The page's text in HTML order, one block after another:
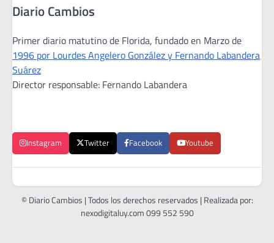
Diario Cambios
Primer diario matutino de Florida, fundado en Marzo de
1996 por Lourdes Angelero González y Fernando Labandera
Suárez
Director responsable: Fernando Labandera
Instagram Twitter Facebook Youtube